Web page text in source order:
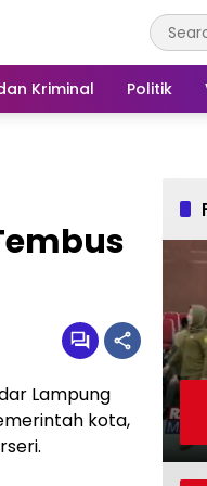
Kriminal Politik
Lampung
kota,